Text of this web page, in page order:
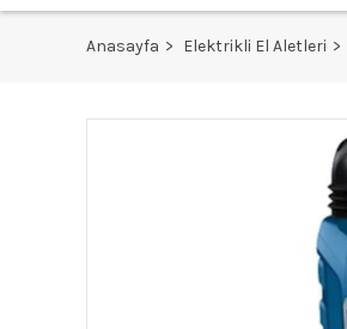
Anasayfa Elektrikli El Aletleri